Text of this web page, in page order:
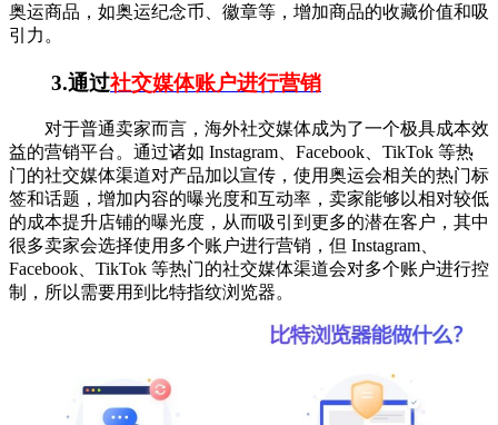
奥运商品，如奥运纪念币、徽章等，增加商品的收藏价值和吸
引力。
3.通过社交媒体账户进行营销
对于普通卖家而言，海外社交媒体成为了一个极具成本效
益的营销平台。通过诸如 Instagram、Facebook、TikTok 等热
门的社交媒体渠道对产品加以宣传，使用奥运会相关的热门标
签和话题，增加内容的曝光度和互动率，卖家能够以相对较低
的成本提升店铺的曝光度，从而吸引到更多的潜在客户，其中
很多卖家会选择使用多个账户进行营销，但 Instagram、
Facebook、TikTok 等热门的社交媒体渠道会对多个账户进行控
制，所以需要用到比特指纹浏览器。